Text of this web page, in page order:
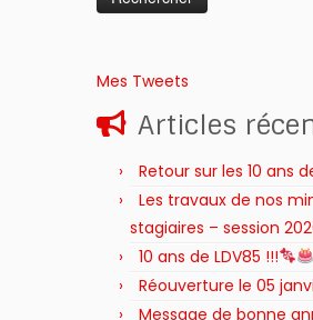
Mes Tweets
Articles
Retour sur les 10 ans
Les travaux de nos
stagiaires – session
10 ans de LDV85 !!!
Réouverture le 05
Message de bonne